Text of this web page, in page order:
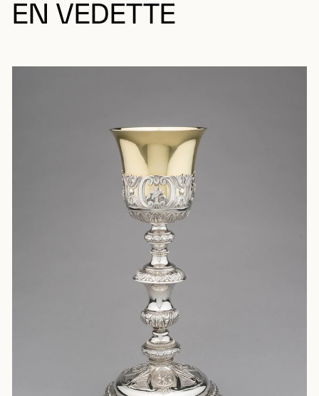
En 2016, nous profitons de l’agrandissement du
Presque toutes les disciplines sont représentées :
numismatique
EN VEDETTE